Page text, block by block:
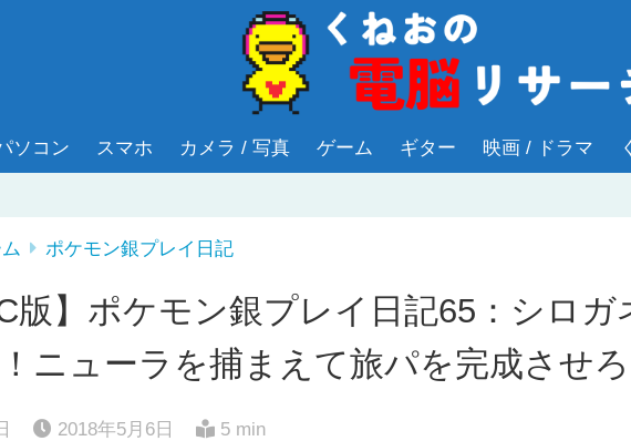
ソコン スマホ カメラ / 写真 ゲーム ギター 映画 / ドラマ
ポケモン銀プレイ日記
版】ポケモン銀プレイ日記65：シロガ
ニューラを捕まえて旅パを完成させろ
2018年5月6日 5 min